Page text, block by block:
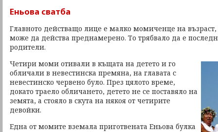
Еньова сватба
Главното действащо лице е малко момиченце на
може да действа преднамерено. То трябвало да е
родители.
Четири моми отивали в къщата на детето и го
обличали в невестинска премяна, на главата с
невестинско червено було. През цялото време,
докато траело обличането, детето не се поставяло на
земята, а стояло в скута на някоя от четирите
девойки.
Една от момите вземала приготвената Еньова булка